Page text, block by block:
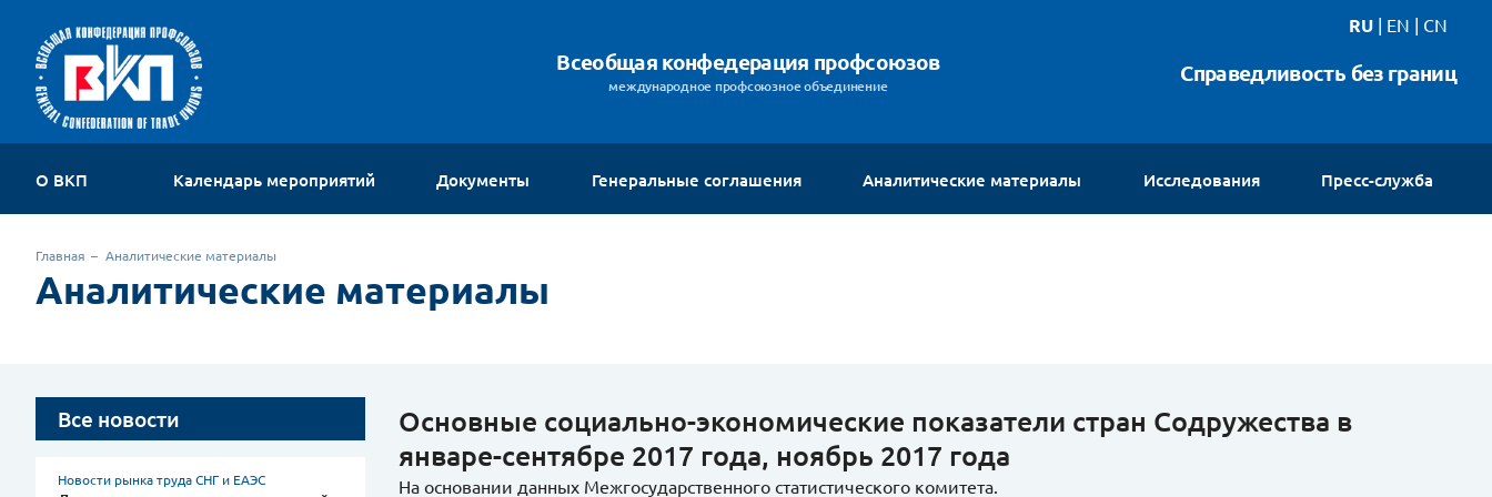
Всеобщая конфедерация профсоюзов
международное профсоюзное объединение Справедливость без границ
RU | EN | CN
О ВКП
Устав
Руководство
Контакты
Календарь мероприятий Документы Генеральные соглашения Аналитические материалы Исследования Пресс-служба
Главная Аналитические материалы
Аналитические материалы
Все новости
Новости рынка труда СНГ и ЕАЭС
Основные социально-экономические показатели стран Содружества в
январе-сентябре 2017 года, ноябрь 2017 года
На основании данных Межгосударственного статистического комитета.